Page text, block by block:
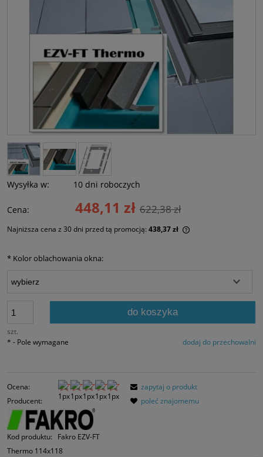
Wysyłka w: 10 dni roboczych
Cena: 448,11 zł 622,38 zł
Najniższa cena z 30 dni przed tą promocją: 438,37 zł
* Kolor oblachowania okna:
szt.
do koszyka
dodaj do przechowalni
* - Pole wymagane
Ocena:
Producent:
Kod produktu:
Fakro EZV-FT
Thermo 114x118
zapytaj o produkt
poleć znajomemu